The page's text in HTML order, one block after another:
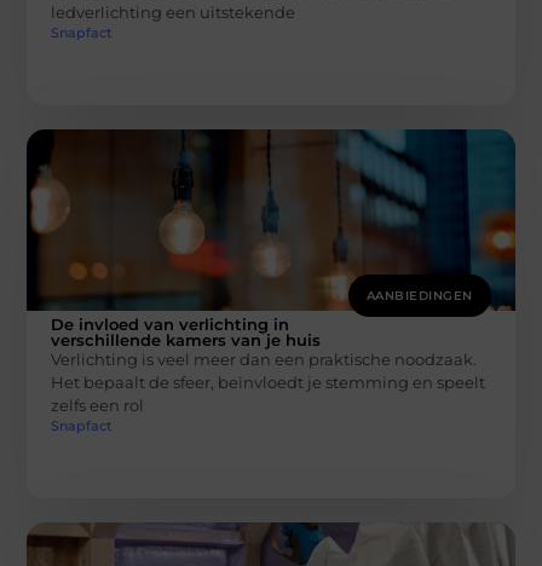
ledverlichting een uitstekende
Snapfact
AANBIEDINGEN
De invloed van verlichting in
verschillende kamers van je huis
Verlichting is veel meer dan een praktische noodzaak.
Het bepaalt de sfeer, beïnvloedt je stemming en speelt
zelfs een rol
Snapfact